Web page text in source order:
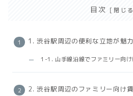
目次
1. 渋谷駅周辺の便利な立地が魅力
1-1. 山手線沿線でファミリー向
2. 渋谷駅周辺のファミリー向け